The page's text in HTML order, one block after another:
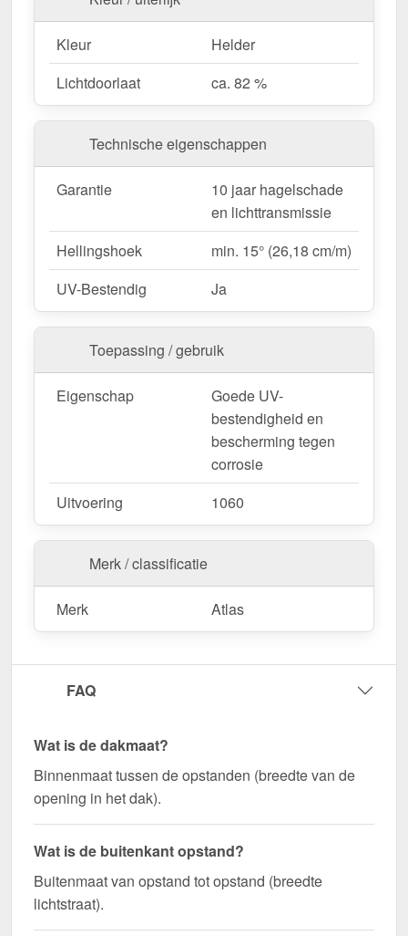
betrouwbaarheid.
Ideal für folgende Anwendungen:
Veestallen– Gecombineerde lichtinval &
nokventilatie voor gezond stalklimaat.
Agrarische gebouwen– Eenvoudige renovatie
van bestaande nokopeningen.
Bestel nu uw Atlas ventilatienok | Type 1060 –
Snel geleverd & eenvoudig te monteren!
Natuurlijke ventilatie, helder daglicht en duurzaam
moderne veeteelt!
Opgelet:Kopschotten optioneel te bestellen.
Wegens maatwerk / customisatie van herroepingsrecht uitgezonderd
Kleur
Helder
Lichtdoorlaat
ca. 82 %
Technische eigenschappen
Garantie
10 jaar hagelschade
en lichttransmissie
Hellingshoek
min. 15° (26,18 cm/m)
UV-Bestendig
Ja
Toepassing / gebruik
Eigenschap
Goede UV-
bestendigheid en
bescherming tegen
corrosie
Uitvoering
1060
Merk / classificatie
Merk Atlas
FAQ
Wat is de dakmaat?
Binnenmaat tussen de opstanden (breedte van de
opening in het dak).
Wat is de buitenkant opstand?
Buitenmaat van opstand tot opstand (breedte
lichtstraat).